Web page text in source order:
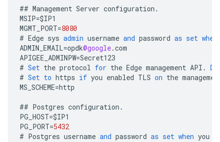
## Management Server configuration .
MSIP=$IP1
MGMT_PORT=8080
# Edge sys admin username and password as set when
ADMIN_EMAIL=opdk@google.com
APIGEE_ADMINPW=Secret123
# Set the protocol for the Edge management API .
# Set to https if you enabled TLS on the
MS_SCHEME=http
## Postgres configuration .
PG_HOST=$IP1
PG_PORT=5432
# Postgres username and password as set when you